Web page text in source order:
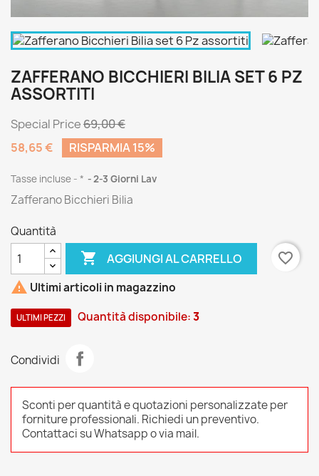
ZAFFERANO BICCHIERI BILIA SET 6 PZ
ASSORTITI
Special Price69,00 €
58,65 €
RISPARMIA 15%
Tasse incluse * 2-3 Giorni Lav
Zafferano Bicchieri Bilia
Quantità
 AGGIUNGI AL CARRELLO
favorite_border
 Ultimi articoli in magazzino
ULTIMI PEZZI Quantità disponibile:3
Condividi
Sconti per quantità e quotazioni personalizzate per
forniture professionali. Richiedi un preventivo.
Contattaci su Whatsapp o via mail.